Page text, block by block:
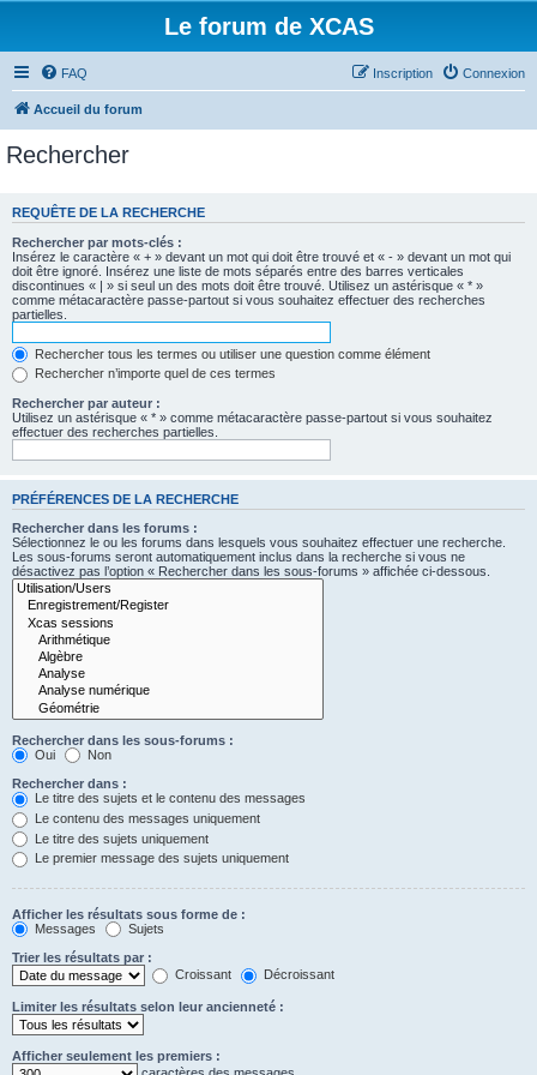
Le forum de XCAS
FAQ Connexion
Inscription
Accueil du forum
Rechercher
REQUÊTE DE LA RECHERCHE
Rechercher par mots-clés :
Insérez le caractère « + » devant un mot qui doit être trouvé et « - » devant un mot qui
doit être ignoré. Insérez une liste de mots séparés entre des barres verticales
discontinues « | » si seul un des mots doit être trouvé. Utilisez un astérisque « * »
comme métacaractère passe-partout si vous souhaitez effectuer des recherches
partielles.
Rechercher tous les termes ou utiliser une question comme élément
Rechercher n’importe quel de ces termes
Rechercher par auteur :
Utilisez un astérisque « * » comme métacaractère passe-partout si vous souhaitez
effectuer des recherches partielles.
PRÉFÉRENCES DE LA RECHERCHE
Rechercher dans les forums :
Sélectionnez le ou les forums dans lesquels vous souhaitez effectuer une recherche.
Les sous-forums seront automatiquement inclus dans la recherche si vous ne
désactivez pas l’option « Rechercher dans les sous-forums » affichée ci-dessous.
Rechercher dans les sous-forums :
Oui
Non
Rechercher dans :
Le titre des sujets et le contenu des messages
Le contenu des messages uniquement
Le titre des sujets uniquement
Le premier message des sujets uniquement
Afficher les résultats sous forme de :
Messages
Sujets
Trier les résultats par :
Croissant
Décroissant
Limiter les résultats selon leur ancienneté :
Afficher seulement les premiers :